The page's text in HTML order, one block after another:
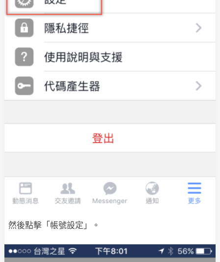
然後點擊「帳號設定」。